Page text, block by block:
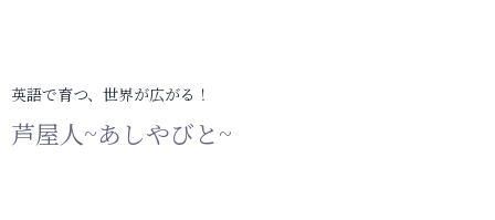
英語で育つ、世界が広がる！
芦屋人~あしやびと~